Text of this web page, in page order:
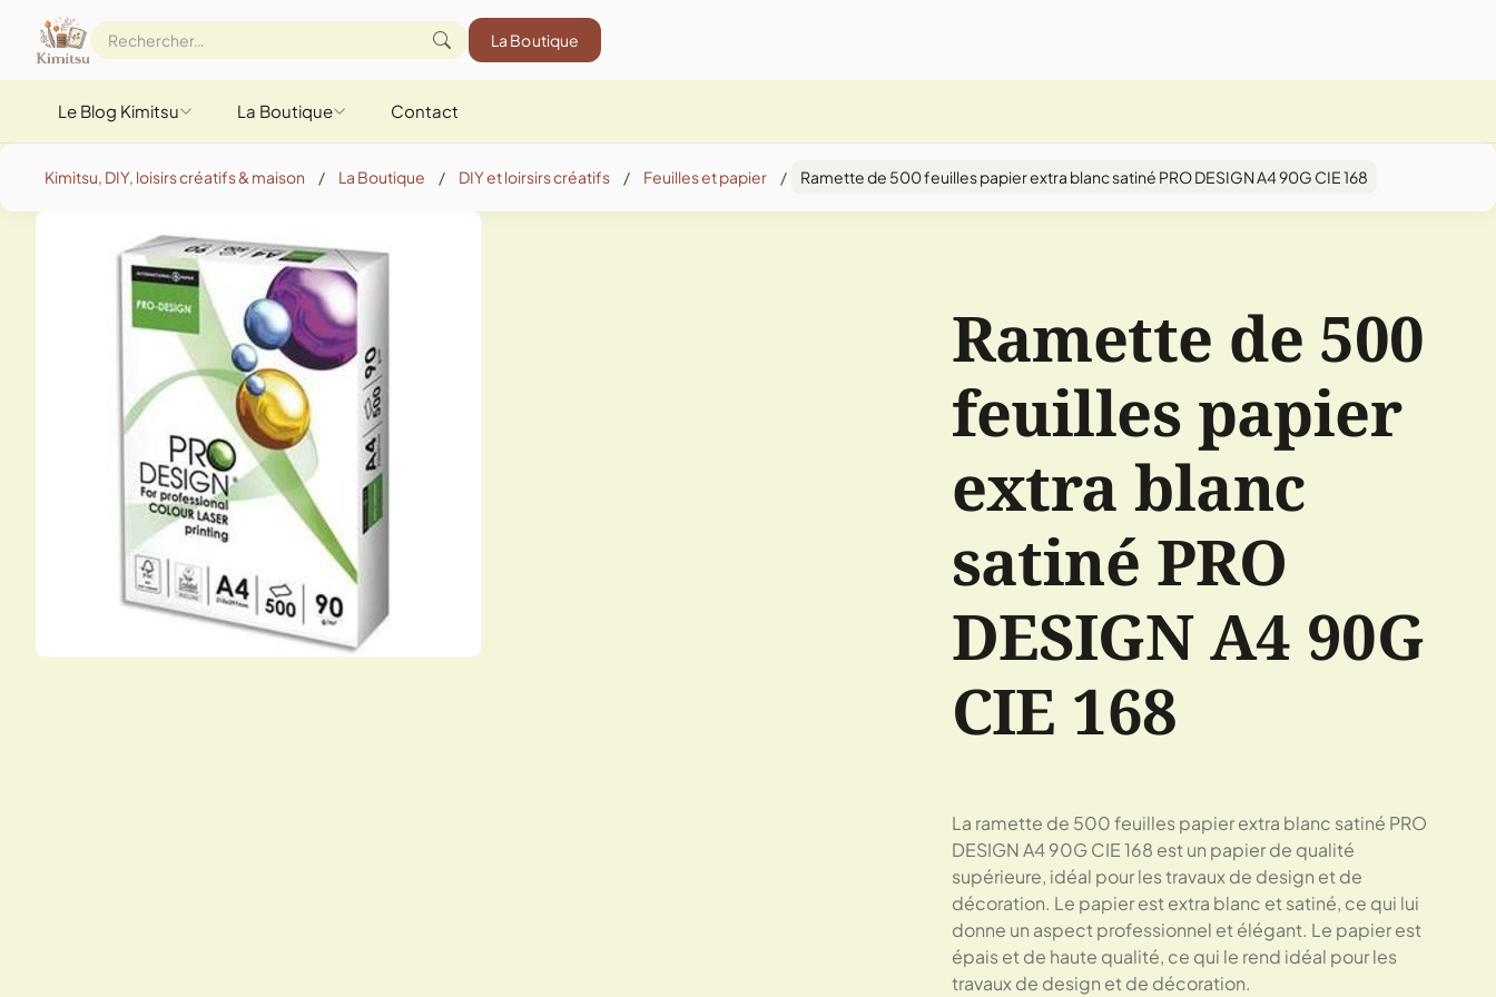
La Boutique
Le Blog Kimitsu La Boutique Contact
Kimitsu, DIY, loisirs créatifs & maison / La Boutique / DIY et loirsirs créatifs / Feuilles et papier / Ramette de 500 feuilles papier extra blanc satiné PRO DESIGN A4 90G CIE 168
Ramette de 500
feuilles papier
extra blanc
satiné PRO
DESIGN A4 90G
CIE 168
La ramette de 500 feuilles papier extra blanc satiné PRO
DESIGN A4 90G CIE 168 est un papier de qualité
supérieure, idéal pour les travaux de design et de
décoration. Le papier est extra blanc et satiné, ce qui lui
donne un aspect professionnel et élégant. Le papier est
épais et de haute qualité, ce qui le rend idéal pour les
travaux de design et de décoration.